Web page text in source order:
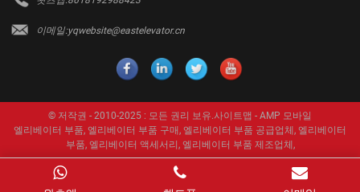
이메일:yqwebsite@eastelevator.cn
© 저작권 - 2010-2025 : 모든 권리 보유.사이트맵 - AMP 모바일
엘리베이터 부품, 엘리베이터 부품 구매, 엘리베이터 부품 공급업체, 엘리베이터
부품, 엘리베이터 액세서리 , 엘리베이터 부품 제조업체,